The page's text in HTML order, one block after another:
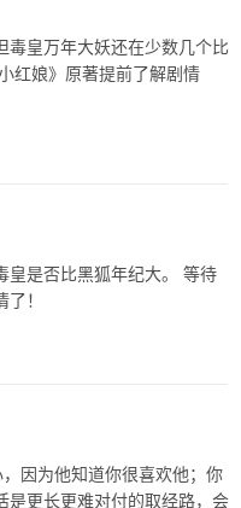
毒皇万年大妖还在少数几个比
红娘》原著提前了解剧情
皇是否比黑狐年纪大。 等待
！
因为他知道你很喜欢他；你
是更长更难对付的取经路，会